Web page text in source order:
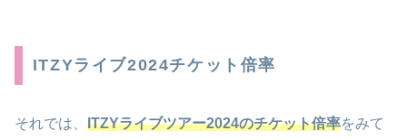
ITZYライブ2024チケット倍率
それでは、 ITZYライブツアー2024のチケット倍率をみて